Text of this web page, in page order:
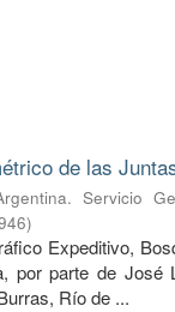
de las
Servicio
)
Expeditivo,
por parte de
Río de ...